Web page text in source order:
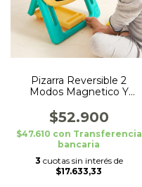
Pizarra Reversible 2
Modos Magnetico Y
$52.900
$47.610 con Transferencia
bancaria
3 cuotas sin interés de
$17.633,33